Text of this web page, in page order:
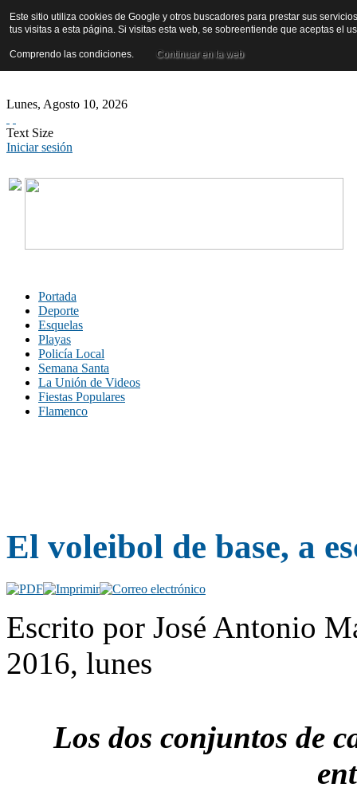
Lunes, Agosto 10, 2026
Text Size
Iniciar sesión
Portada
Deporte
Esquelas
Playas
Policía Local
Semana Santa
La Unión de Videos
Fiestas Populares
Flamenco
El voleibol de base, a
Escrito por José Antonio
2016, lunes
Los dos conjuntos de
Este sitio utiliza cookies de Google y otros buscadores para prestar sus
tus visitas a esta página. Si visitas esta web, se sobreentiende que aceptas el
Comprendo las condiciones. Continuar en la web